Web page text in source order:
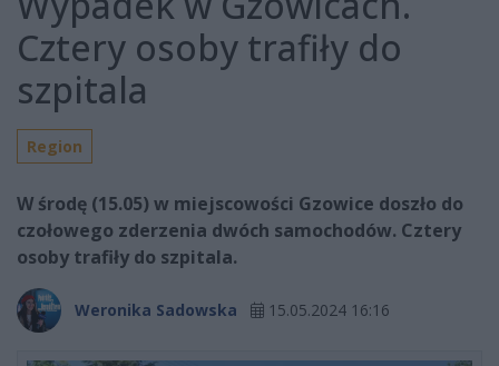
Cztery osoby trafiły do
szpitala
Region
W środę (15.05) w miejscowości Gzowice doszło do
czołowego zderzenia dwóch samochodów. Cztery
osoby trafiły do szpitala.
Weronika Sadowska 15.05.2024 16:16